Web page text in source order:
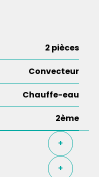
2 pièces
Convecteur
Chauffe-eau
2ème
+
+